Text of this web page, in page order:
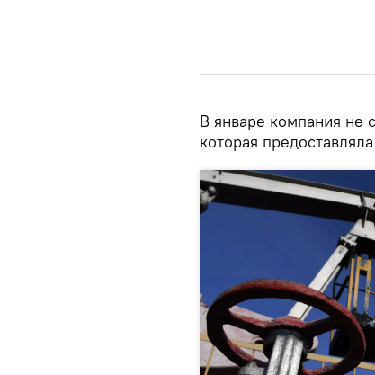
В январе компания не
которая